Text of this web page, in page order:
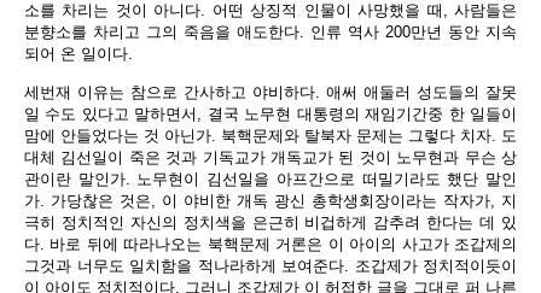
소를 차리는 것이 아니다. 어떤 상징적 인물이 사망했을 때, 사람들은
분향소를 차리고 그의 죽음을 애도한다. 인류 역사 200만년 동안 지속
되어 온 일이다.
세번재 이유는 참으로 간사하고 야비하다. 애써 애둘러 성도들의 잘못
일 수도 있다고 말하면서, 결국 노무현 대통령의 재임기간중 한 일들이
맘에 안들었다는 것 아닌가. 북핵문제와 탈북자 문제는 그렇다 치자. 도
대체 김선일이 죽은 것과 기독교가 개독교가 된 것이 노무현과 무슨 상
관이란 말인가. 노무현이 김선일을 아프간으로 떠밀기라도 했단 말인
가. 가당찮은 것은, 이 야비한 개독 광신 총학생회장이라는 작자가, 지
극히 정치적인 자신의 정치색을 은근히 비겁하게 감추려 한다는 데 있
다. 바로 뒤에 따라나오는 북핵문제 거론은 이 아이의 사고가 조갑제의
그것과 너무도 일치함을 적나라하게 보여준다. 조갑제가 정치적이듯이
이 아이도 정치적이다. 그러니 조갑제가 이 허접한 글을 그대로 퍼 나른